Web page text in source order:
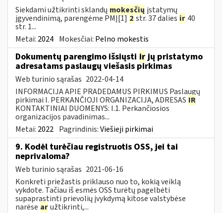
Siekdami užtikrinti sklandų mokesčių įstatymų
įgyvendinimą, parengėme PMĮ[1]2str. 37 dalies ir 40
str. 1...
Metai: 2024 Mokesčiai: Pelno mokestis
Dokumentų parengimo išsiųsti irjų pristatymo
adresatams paslaugų viešasis pirkimas
Web turinio sąrašas 2022-04-14
INFORMACIJA APIE PRADEDAMUS PIRKIMUS Paslaugų
pirkimai I. PERKANČIOJI ORGANIZACIJA, ADRESAS IR
KONTAKTINIAI DUOMENYS: I.1. Perkančiosios
organizacijos pavadinimas...
Metai: 2022 Pagrindinis:Viešieji pirkimai
9. Kodėl turėčiau registruotis OSS, jei tai
neprivaloma?
Web turinio sąrašas 2021-06-16
Konkreti priežastis priklauso nuo to, kokią veiklą
vykdote. Tačiau iš esmės OSS turėtų pagelbėti
supaprastinti prievolių įvykdymą kitose valstybėse
narėse aružtikrinti,...